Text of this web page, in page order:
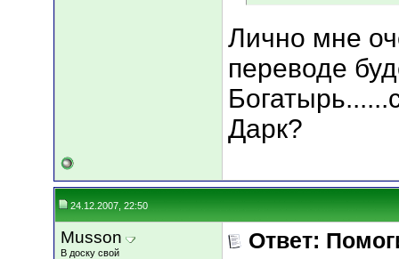
Лично мне
переводе
Дарк?
24.12.2007, 22:50
Musson
В доску свой Ответ: